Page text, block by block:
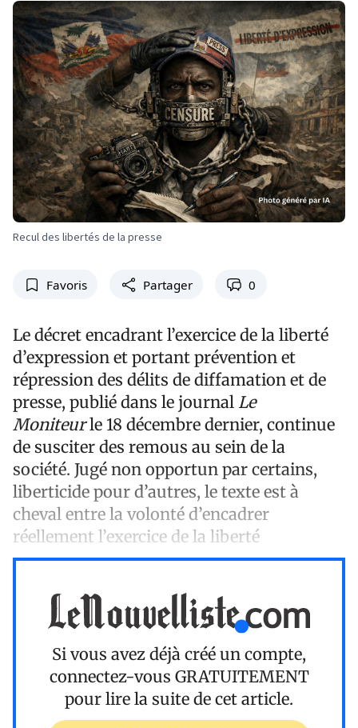
Recul des libertés de la presse
Favoris Partager 0
Le décret encadrant l’exercice de la liberté
d’expression et portant prévention et
répression des délits de diffamation et de
presse, publié dans le journal Le
Moniteurle 18 décembre dernier, continue
de susciter des remous au sein de la
société. Jugé non opportun par certains,
liberticide pour d’autres, le texte est à
cheval entre la volonté d’encadrer
réellement l’exercice de la liberté
Si vous avez déjà créé un compte,
connectez-vous GRATUITEMENT
pour lire la suite de cet article.